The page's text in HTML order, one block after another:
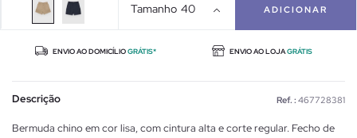
Tamanho 40 ADICIONAR
ENVIO AO DOMICÍLIOGRÁTIS* ENVIO AO LOJAGRÁTIS
Descrição Ref. : 467728381
Bermuda chino em cor lisa, com cintura alta e corte regular. Fecho de